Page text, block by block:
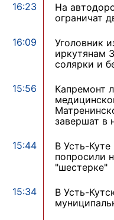
16:23
На
ограничат
16:09
Уголовник
иркутянам
солярки и
15:56
Капремонт
завершат в
15:44
В Усть-
попросили
"шестерке"
15:34
В Усть-